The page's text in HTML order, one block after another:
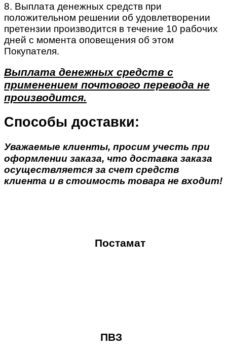
8. Выплата денежных средств при
положительном решении об удовлетворении
претензии производится в течение 10 рабочих
дней с момента оповещения об этом
Покупателя.
Выплата денежных средств с
применением почтового перевода не
производится.
Способы доставки:
Уважаемые клиенты, просим учесть при
оформлении заказа, что доставка заказа
осуществляется за счет средств
клиента и в стоимость товара не входит!
Постамат
ПВЗ